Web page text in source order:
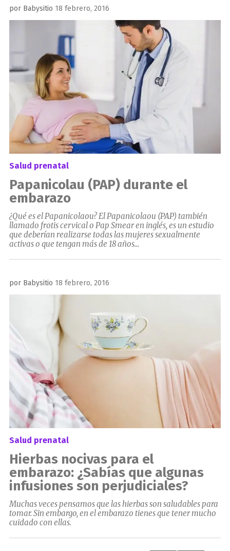
por Babysitio Publicado
el
18 febrero, 2016
Salud prenatal
Papanicolau (PAP) durante el
embarazo
¿Qué es el Papanicolaou? El Papanicolaou (PAP) también
llamado frotis cervical o Pap Smear en inglés, es un estudio
que deberían realizarse todas las mujeres sexualmente
activas o que tengan más de 18 años...
por Babysitio Publicado
el
18 febrero, 2016
Salud prenatal
Hierbas nocivas para el
embarazo: ¿Sabías que algunas
infusiones son perjudiciales?
Muchas veces pensamos que las hierbas son saludables para
tomar. Sin embargo, en el embarazo tienes que tener mucho
cuidado con ellas.